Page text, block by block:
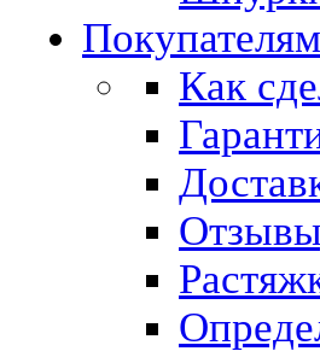
Покупателям
Как